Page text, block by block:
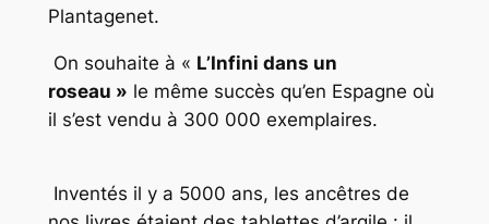
Plantagenet.
On souhaite à « L’Infini dans un
roseau » le même succès qu’en Espagne où
il s’est vendu à 300 000 exemplaires.
Inventés il y a 5000 ans, les ancêtres de